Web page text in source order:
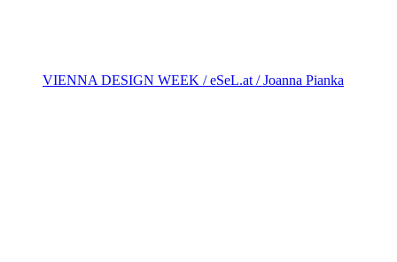
VIENNA DESIGN WEEK / eSeL.at / Joanna Pianka